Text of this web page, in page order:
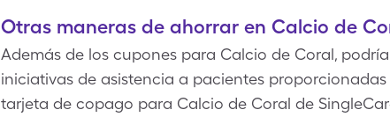
Otras maneras de ahorrar en Calcio de
Además de los cupones para Calcio de Coral,
iniciativas de asistencia a pacientes
tarjeta de copago para Calcio de Coral de